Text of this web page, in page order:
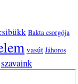
Bakta csorgója
vasút Jáhoros
szavaink